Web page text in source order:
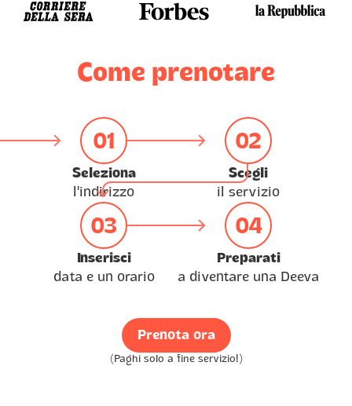
Come prenotare
01
Seleziona
l'indirizzo
02
Scegli
il servizio
03
Inserisci
data e un orario
04
Preparati
a diventare una Deeva
Prenota ora
(Paghi solo a fine servizio!)